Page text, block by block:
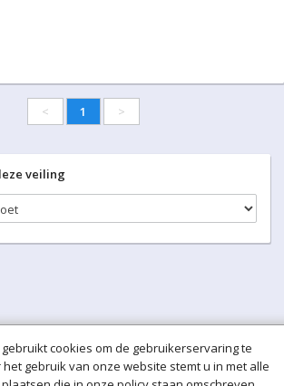
< 1 >
veiling
cookies om de gebruikerservaring te
gebruik van onze website stemt u in met alle